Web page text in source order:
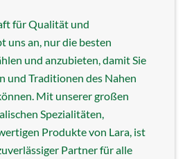
für Qualität und
an, nur die besten
und anzubieten, damit Sie
und Traditionen des Nahen
Mit unserer großen
Spezialitäten,
Produkte von Lara, ist
Partner für alle